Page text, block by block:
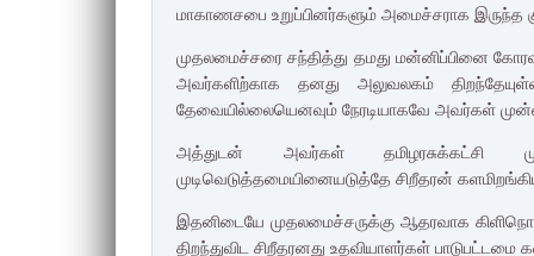
மாகாணசபை உறுப்பினர்களும் அமைச்சராக இருந்த
முதலமைச்சரை சந்தித்து தமது மன்னிப்பினை
அவர்களிற்காக தனது அலுவலகம்
தேவையில்லையெனவும் நேரடியாகவே அவர்கள்
அத்துடன் அவர்கள் தமிழரசுக்கட்சி
முடிவெடுத்தமையினையடுத்தே சிறீதரன்
இதனிடையே முதலமைச்சருக்கு ஆதரவாக
திறந்துவிட சிறீதரனது உதவியாளர்கள்